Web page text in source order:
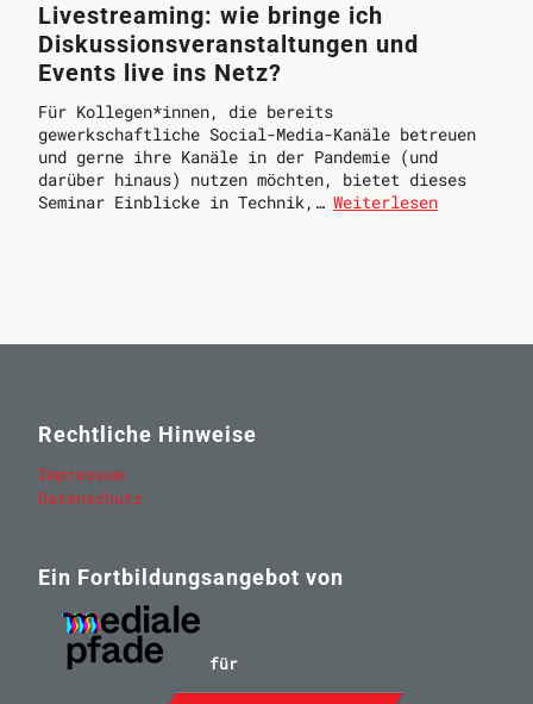
Livestreaming: wie bringe ich
Diskussionsveranstaltungen und
Events live ins Netz?
Für Kollegen*innen, die bereits
gewerkschaftliche Social-Media-Kanäle betreuen
und gerne ihre Kanäle in der Pandemie (und
darüber hinaus) nutzen möchten, bietet dieses
Seminar Einblicke in Technik,… Weiterlesen
Rechtliche Hinweise
Impressum
Datenschutz
Ein Fortbildungsangebot von
für